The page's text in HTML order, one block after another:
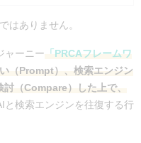
はありません。
ャーニー 「PRCAフレームワ
（Prompt）、検索エンジン
（Compare）した上で、
と検索エンジンを往復する行